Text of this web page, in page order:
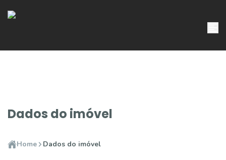
Dados do imóvel
Home Dados do imóvel